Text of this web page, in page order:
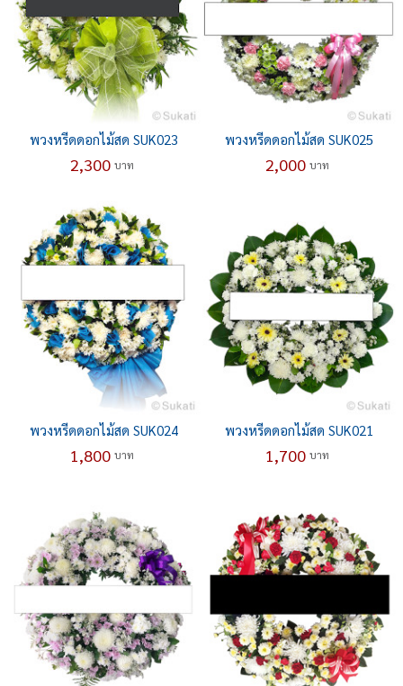
พวงหรีดดอกไม้สด SUK023
2,300 บาท
พวงหรีดดอกไม้สด SUK025
2,000 บาท
พวงหรีดดอกไม้สด SUK024
1,800 บาท
พวงหรีดดอกไม้สด SUK021
1,700 บาท